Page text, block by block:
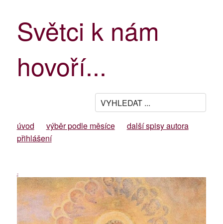
Světci k nám
hovoří...
úvod výběr podle měsíce
další spisy autora
přihlášení
-